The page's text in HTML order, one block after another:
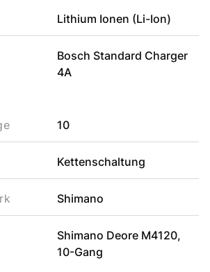
Lithium Ionen (Li-Ion)
Bosch Standard Charger
4A
10
Kettenschaltung
Shimano
Shimano Deore M4120,
10-Gang